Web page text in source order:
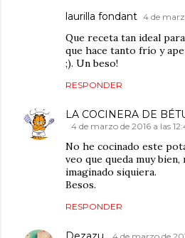
laurilla fondant 4 de
Que receta tan ideal
que hace tanto frío y
;). Un beso!
RESPONDER
LA COCINERA DE
4 de marzo de 2016 a las
No he cocinado este
veo que queda muy
imaginado siquiera.
Besos.
RESPONDER